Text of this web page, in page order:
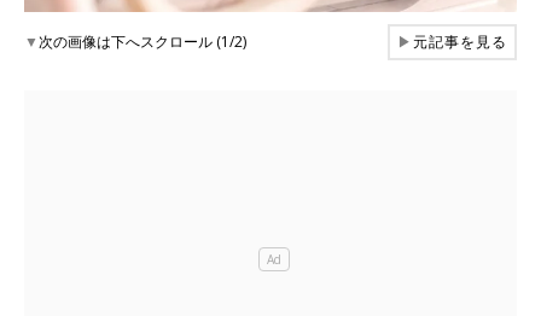
▼次の画像は下へスクロール (1/2) ▶元記事を見る